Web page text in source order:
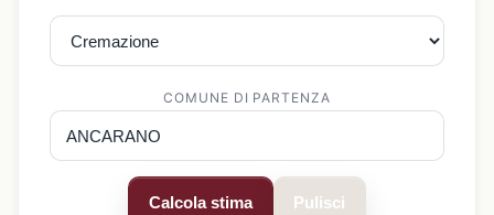
COMUNE DI PARTENZA
Calcola stima Pulisci